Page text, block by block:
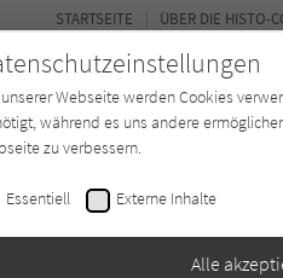
Buchtyp Autor*in
STARTSEITE ÜBER DIE HISTO-
Webseite werden Cookies
während es uns andere
zu verbessern.
Essentiell Externe Inhalte
Alle